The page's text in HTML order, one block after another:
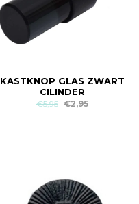
KASTKNOP GLAS ZWART
CILINDER
€5,95 €2,95